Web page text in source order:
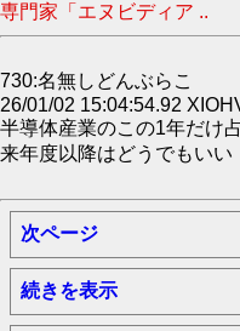
専門家「エヌビディア ..
730:名無しどんぶらこ
26/01/02 15:04:54.92
半導体産業のこの1年だけ
来年度以降はどうでもいい
次ページ
続きを表示